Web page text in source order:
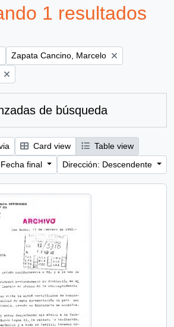
1 resultados
Remove filter:
Zapata Cancino, Marcelo
de búsqueda
Card view
Table view
final
Dirección: Descendente